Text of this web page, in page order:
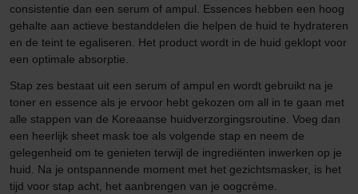
consistentie dan een serum of ampul. Essences hebben een hoog
gehalte aan actieve bestanddelen die helpen de huid te hydrateren
en de teint te egaliseren. Het product wordt in de huid geklopt voor
een optimale absorptie.
Stap zes bestaat uit een serum of ampul en wordt gebruikt na je
toner en essence als je ervoor hebt gekozen om all in te gaan met
alle stappen van de Koreaanse huidverzorgingsroutine. Voeg dan
een heerlijk sheet mask toe als volgende stap en neem de
gelegenheid om te genieten terwijl de ingrediënten inwerken op je
huid. Na je ontspannende moment met het gezichtsmasker, is het
tijd voor stap acht, het aanbrengen van je oogcrème.